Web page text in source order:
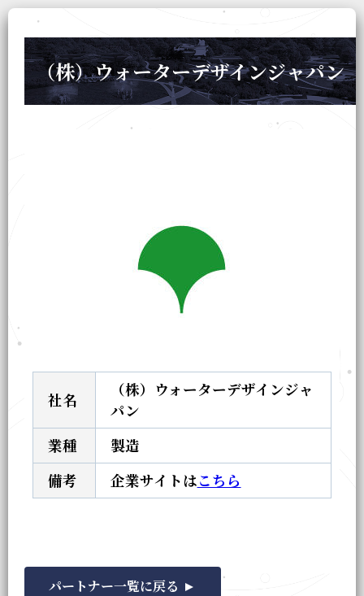
（株）ウォーターデザインジャパン
社名
（株）ウォーターデザインジャ
パン
業種
製造
備考
企業サイトはこちら
パートナー一覧に戻る